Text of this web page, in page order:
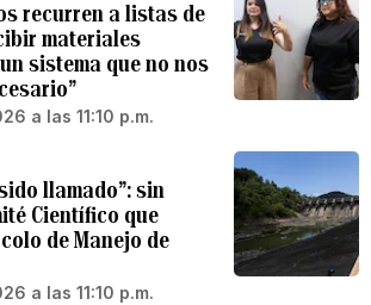
recurren a listas de
materiales
sistema que no nos
a las 11:10 p.m.
llamado”: sin
Científico que
de Manejo de
a las 11:10 p.m.